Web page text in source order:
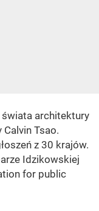
świata architektury
Calvin Tsao.
z 30 krajów.
Idzikowskiej
for public